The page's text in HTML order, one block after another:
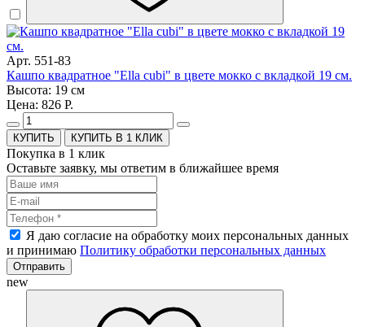
Арт. 551-83
Кашпо квадратное "Ella cubi" в цвете мокко с вкладкой 19 см.
Высота: 19 см
Цена: 826 Р.
КУПИТЬ В 1 КЛИК
Покупка в 1 клик
Оставьте заявку, мы ответим в ближайшее время
Я даю согласие на обработку моих персональных данных
и принимаю Политику обработки персональных данных
Отправить
new